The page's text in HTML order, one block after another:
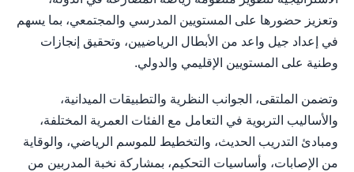
وتعزيز حضورها على المستويين المدرسي والمجتمعي، بما يسهم
في إعداد جيل واعد من الأبطال الرياضيين، وتحقيق إنجازات
وطنية على المستويين الإقليمي والدولي.
وتضمن الملتقى، الجوانب النظرية والتطبيقات الميدانية،
والأساليب التربوية في التعامل مع الفئات العمرية المختلفة،
ومبادئ التدريب الحديث، والتخطيط للموسم الرياضي، والوقاية
من الإصابات، وأساسيات التحكيم، بمشاركة نخبة المدربين من